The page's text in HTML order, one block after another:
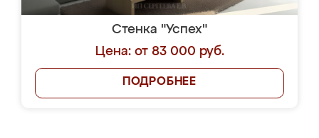
Стенка "Успех"
Цена: от 83 000 руб.
ПОДРОБНЕЕ